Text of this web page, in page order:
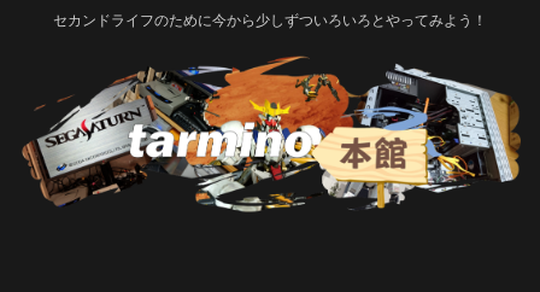
セカンドライフのために今から少しずついろいろとやってみよう！